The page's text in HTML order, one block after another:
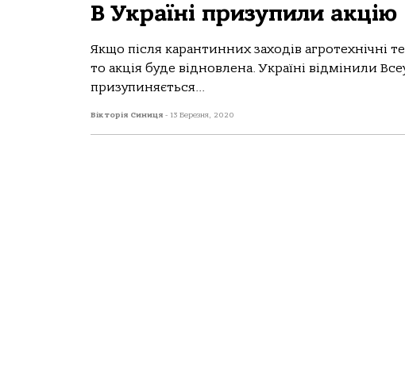
В Україні призупили
Якщо після карантинних заходів агротехнічні
то акція буде відновлена. Україні відмінили
призупиняється...
Вікторія Синиця - 13 Березня, 2020